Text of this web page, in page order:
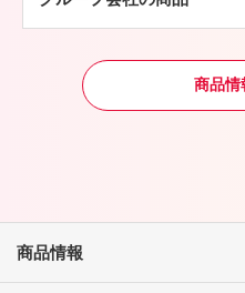
その他
商品情
商品情報